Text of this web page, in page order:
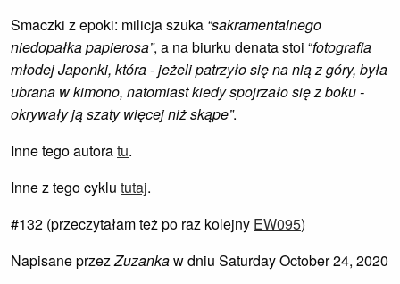
Smaczki z epoki: milicja szuka “sakramentalnego
niedopałka papierosa”, a na biurku denata stoi “fotografia
młodej Japonki, która - jeżeli patrzyło się na nią z góry, była
ubrana w kimono, natomiast kiedy spojrzało się z boku -
okrywały ją szaty więcej niż skąpe”.
Inne tego autoratu.
Inne z tego cyklu tutaj.
#132 (przeczytałam też po raz kolejny EW095)
Napisane przezZuzankaw dniu Saturday October 24, 2020